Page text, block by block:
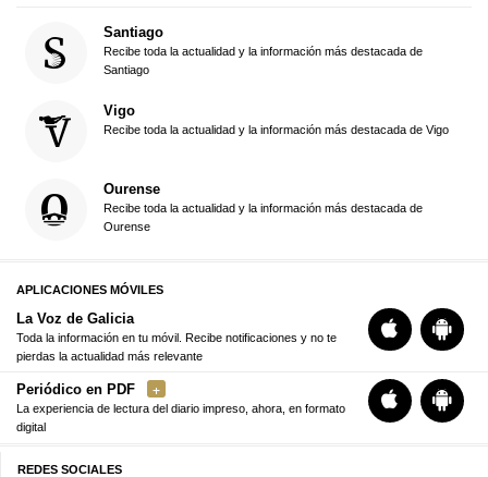
Santiago
Recibe toda la actualidad y la información más destacada de
Santiago
Vigo
Recibe toda la actualidad y la información más destacada de Vigo
Ourense
Recibe toda la actualidad y la información más destacada de
Ourense
APLICACIONES MÓVILES
La Voz de Galicia
Toda la información en tu móvil. Recibe notificaciones y no te
pierdas la actualidad más relevante
Periódico en PDF
La experiencia de lectura del diario impreso, ahora, en formato
digital
REDES SOCIALES